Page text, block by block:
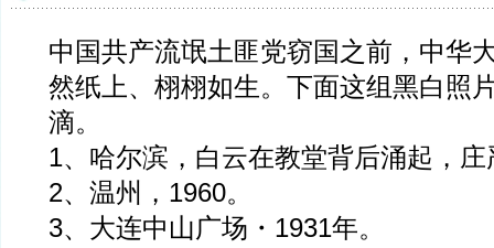
中国共产流氓土匪党窃国之前，中华
然纸上、栩栩如生。下面这组黑白照
滴。
1、哈尔滨，白云在教堂背后涌起，
2、温州，1960。
3、大连中山广场・1931年。